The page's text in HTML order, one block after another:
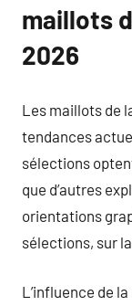
maillots
2026
Les maillots de
tendances
sélections
que d’autres
orientations
sélections, sur
L’influence de